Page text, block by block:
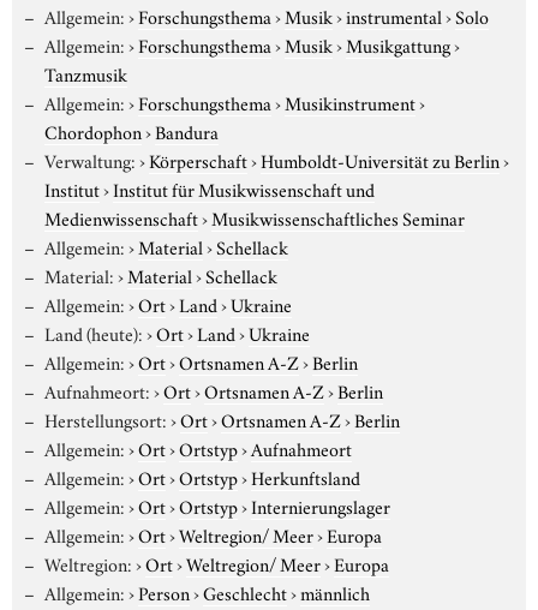
Allgemein:›Forschungsthema›Musik›instrumental›Solo
Allgemein:›Forschungsthema›Musik›Musikgattung›
Tanzmusik
Allgemein:›Forschungsthema›Musikinstrument›
Chordophon›Bandura
Verwaltung:›Körperschaft›Humboldt-Universität zu Berlin›
Institut›Institut für Musikwissenschaft und
Medienwissenschaft›Musikwissenschaftliches Seminar
Allgemein:›Material›Schellack
Material:›Material›Schellack
Allgemein:›Ort›Land›Ukraine
Land (heute):›Ort›Land›Ukraine
Allgemein:›Ort›Ortsnamen A-Z›Berlin
Aufnahmeort:›Ort›Ortsnamen A-Z›Berlin
Herstellungsort:›Ort›Ortsnamen A-Z›Berlin
Allgemein:›Ort›Ortstyp›Aufnahmeort
Allgemein:›Ort›Ortstyp›Herkunftsland
Allgemein:›Ort›Ortstyp›Internierungslager
Allgemein:›Ort›Weltregion/ Meer›Europa
Weltregion:›Ort›Weltregion/ Meer›Europa
Allgemein:›Person›Geschlecht›männlich